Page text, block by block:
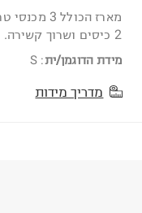
מארז
2 כיסים ושרוך קשירה.
מידת הדוגמן/ית:
S
מדריך מידות